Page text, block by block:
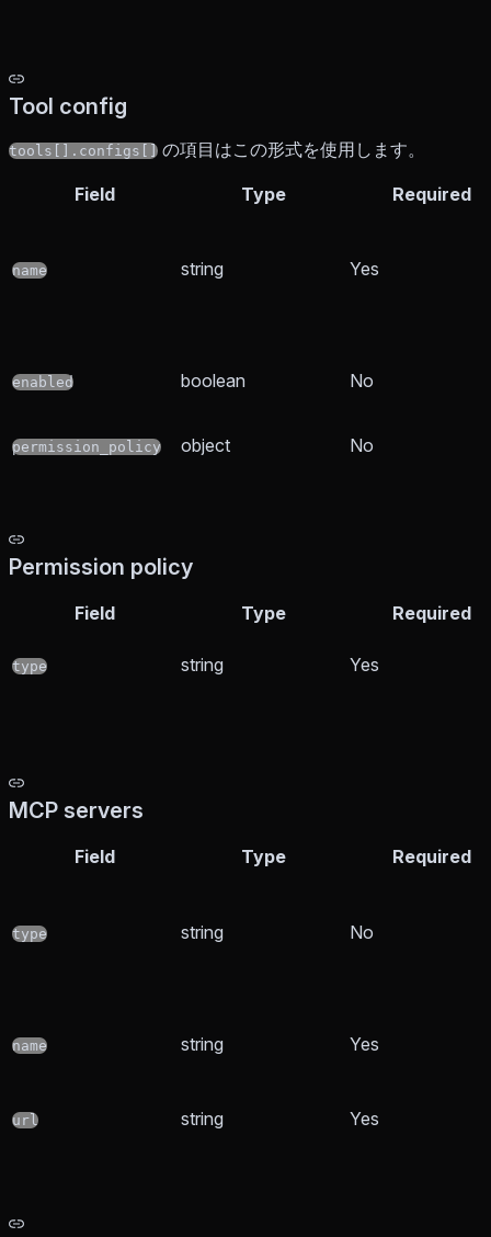
Tool config
tools[].configs[] の項目はこの形式を使用します。
Field Type Required
name string Yes
enabled boolean No
permission_policy object No
Permission policy
Field Type Required
type string Yes
MCP servers
Field Type Required
type string No
name string Yes
url string Yes